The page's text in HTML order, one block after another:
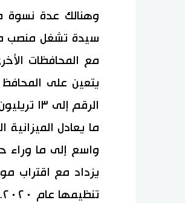
وهنالك عدة نسوة
سيدة تشغل منصب
مع المحافظات
الرقم
ما يعادل
واسع إلى ما
يزداد مع اقتراب